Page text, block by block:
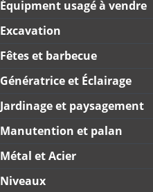
Équipment usagé à vendre
Excavation
Fêtes et barbecue
Génératrice et Éclairage
Jardinage et paysagement
Manutention et palan
Métal et Acier
Niveaux